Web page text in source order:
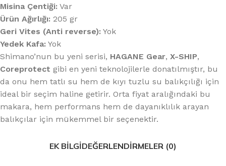
Misina Çentiği: Var
Ürün Ağırlığı: 205 gr
Geri Vites (Anti reverse): Yok
Yedek Kafa: Yok
Shimano’nun bu yeni serisi, HAGANE Gear, X-SHIP,
Coreprotect gibi en yeni teknolojilerle donatılmıştır, bu
da onu hem tatlı su hem de kıyı tuzlu su balıkçılığı için
ideal bir seçim haline getirir. Orta fiyat aralığındaki bu
makara, hem performans hem de dayanıklılık arayan
balıkçılar için mükemmel bir seçenektir.
EK BILGIDEĞERLENDIRMELER (0)